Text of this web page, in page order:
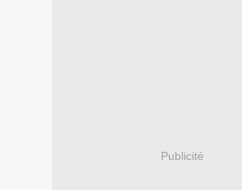
Publicité